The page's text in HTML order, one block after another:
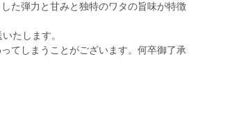
た弾力と甘みと独特のワタの旨味が特徴
たします。
てしまうことがございます。何卒御了承